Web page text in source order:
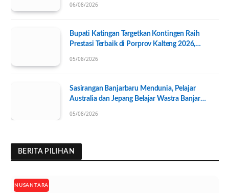
06/08/2026
Bupati Katingan Targetkan Kontingen Raih
Prestasi Terbaik di Porprov Kalteng 2026,
05/08/2026
Sasirangan Banjarbaru Mendunia, Pelajar
Australia dan Jepang Belajar Wastra Banjar
05/08/2026
BERITA PILIHAN
NUSANTARA